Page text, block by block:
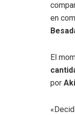
en
El
por